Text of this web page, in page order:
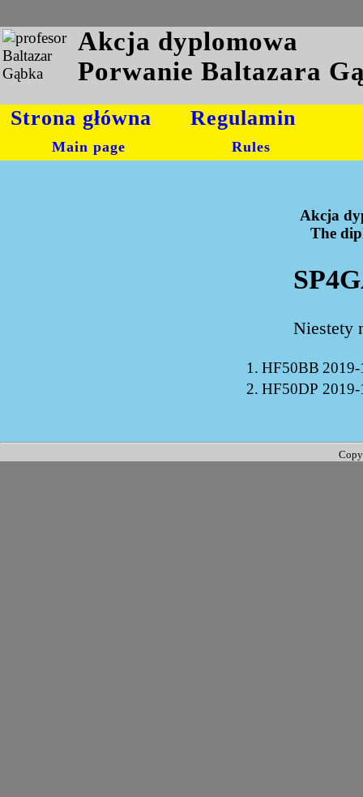
Akcja dyplomowa
Porwanie Baltazara
Strona główna
Main page
Regulamin
Rules
Akcja
The
Niestety
1. HF50BB
2. HF50DP